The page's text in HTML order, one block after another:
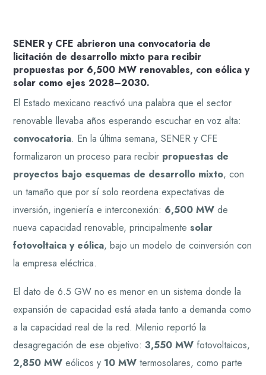
SENER y CFE abrieron una convocatoria de
licitación de desarrollo mixto para recibir
propuestas por 6,500 MW renovables, con eólica y
solar como ejes 2028–2030.
El Estado mexicano reactivó una palabra que el sector
renovable llevaba años esperando escuchar en voz alta:
convocatoria. En la última semana, SENER y CFE
formalizaron un proceso para recibir propuestas de
proyectos bajo esquemas de desarrollo mixto, con
un tamaño que por sí solo reordena expectativas de
inversión, ingeniería e interconexión: 6,500 MW de
nueva capacidad renovable, principalmentesolar
fotovoltaica y eólica, bajo un modelo de coinversión con
la empresa eléctrica.
El dato de 6.5 GW no es menor en un sistema donde la
expansión de capacidad está atada tanto a demanda como
a la capacidad real de la red. Milenio reportó la
desagregación de ese objetivo:3,550 MW fotovoltaicos,
2,850 MW eólicos y 10 MW termosolares, como parte